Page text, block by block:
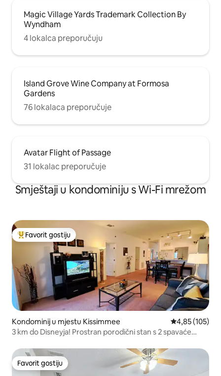
Magic Village Yards Trademark Collection By
Wyndham
4 lokalca preporučuju
Island Grove Wine Company at Formosa
Gardens
76 lokalaca preporučuje
Avatar Flight of Passage
31 lokalac preporučuje
Smještaji u kondominiju s Wi-Fi mrežom
Glavni favorit gostiju
Favorit gostiju
Kondominij u mjestu Kissimmee Prosječna
4,85 (105)
3 km do Disneyja! Prostran porodični stan s 2 spavaće
Favorit gostiju
Favorit gostiju